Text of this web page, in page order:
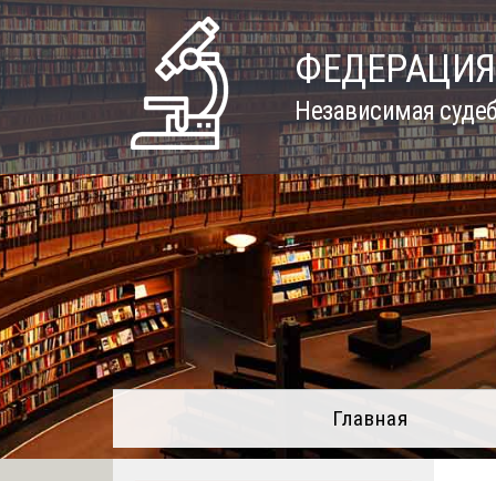
Skip
to
content
Независимая
Главная